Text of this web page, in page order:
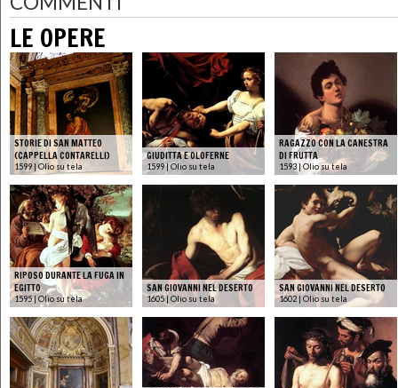
LE OPERE
STORIE DI SAN MATTEO
(CAPPELLA CONTARELLI)
1599 | Olio su tela
GIUDITTA E OLOFERNE
1599 | Olio su tela
RAGAZZO CON LA CANESTRA
DI FRUTTA
1593 | Olio su tela
RIPOSO DURANTE LA FUGA IN
EGITTO
1595 | Olio su tela
SAN GIOVANNI NEL DESERTO
1605 | Olio su tela
SAN GIOVANNI NEL DESERTO
1602 | Olio su tela